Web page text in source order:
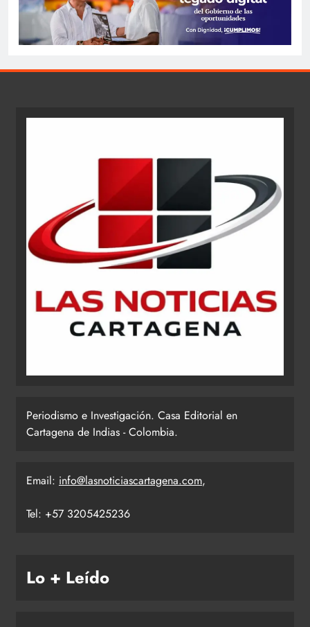
Periodismo e Investigación. Casa Editorial en
Cartagena de Indias - Colombia.
Email: info@lasnoticiascartagena.com,
Tel: +57 3205425236
Lo + Leído